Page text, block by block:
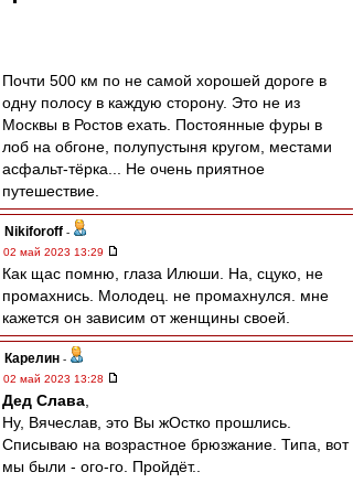
Почти 500 км по не самой хорошей дороге в
одну полосу в каждую сторону. Это не из
Москвы в Ростов ехать. Постоянные фуры в
лоб на обгоне, полупустыня кругом, местами
асфальт-тёрка... Не очень приятное
путешествие.
Nikiforoff -
02 май 2023 13:29
Как щас помню, глаза Илюши. На, сцуко, не
промахнись. Молодец. не промахнулся. мне
кажется он зависим от женщины своей.
Карелин -
02 май 2023 13:28
Дед Слава
Ну, Вячеслав, это Вы жОстко прошлись.
Списываю на возрастное брюзжание. Типа, вот
мы были - ого-го. Пройдёт..